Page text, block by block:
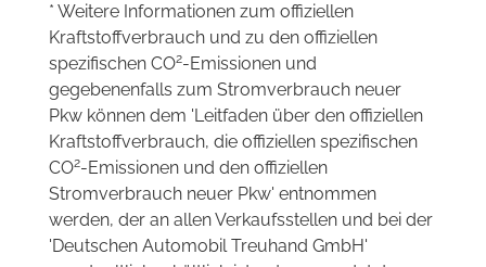
* Weitere Informationen zum offiziellen
Kraftstoffverbrauch und zu den offiziellen
spezifischen CO2-Emissionen und
gegebenenfalls zum Stromverbrauch neuer
Pkw können dem 'Leitfaden über den offiziellen
Kraftstoffverbrauch, die offiziellen spezifischen
CO2-Emissionen und den offiziellen
Stromverbrauch neuer Pkw' entnommen
werden, der an allen Verkaufsstellen und bei der
'Deutschen Automobil Treuhand GmbH'